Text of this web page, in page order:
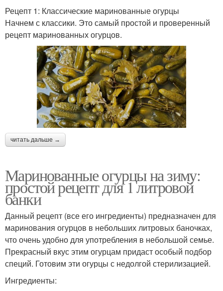
Рецепт 1: Классические маринованные огурцы
Начнем с классики. Это самый простой и проверенный
рецепт маринованных огурцов.
читать дальше →
Маринованные огурцы на зиму:
простой рецепт для 1 литровой
банки
Данный рецепт (все его ингредиенты) предназначен для
маринования огурцов в небольших литровых баночках,
что очень удобно для употребления в небольшой семье.
Прекрасный вкус этим огурцам придаст особый подбор
специй. Готовим эти огурцы с недолгой стерилизацией.
Ингредиенты: